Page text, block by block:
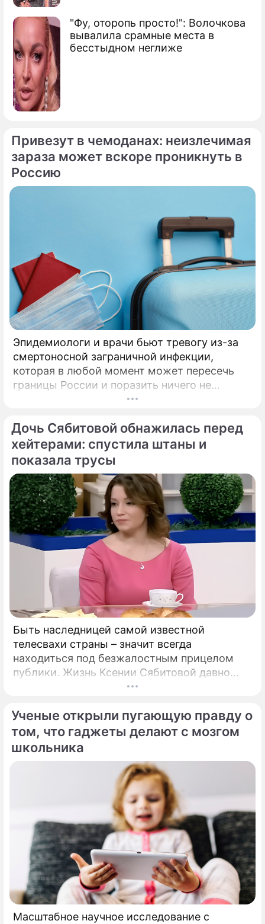
"Фу, оторопь просто!": Волочкова
вывалила срамные места в
бесстыдном неглиже
Привезут в чемоданах: неизлечимая
зараза может вскоре проникнуть в
Россию
Эпидемиологи и врачи бьют тревогу из-за
смертоносной заграничной инфекции,
которая в любой момент может пересечь
границы России и поразить ничего не
подозревающих граждан. Россию
угрозе: в страну могут завезти неизлечимый
и смертоносный вирус Бурбон.
Дочь Сябитовой обнажилась перед
хейтерами: спустила штаны и
показала трусы
Быть наследницей самой известной
телесвахи страны – значит всегда
находиться под безжалостным прицелом
публики. Жизнь Ксении Сябитовой давно
рассматривают под мощной лупой.
Ученые открыли пугающую правду о
том, что гаджеты делают с мозгом
школьника
Масштабное научное исследование с